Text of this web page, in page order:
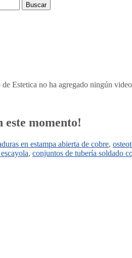
Estetica no ha agregado ningún
este momento!
en estampa abierta de cobre,
, conjuntos de tubería soldado